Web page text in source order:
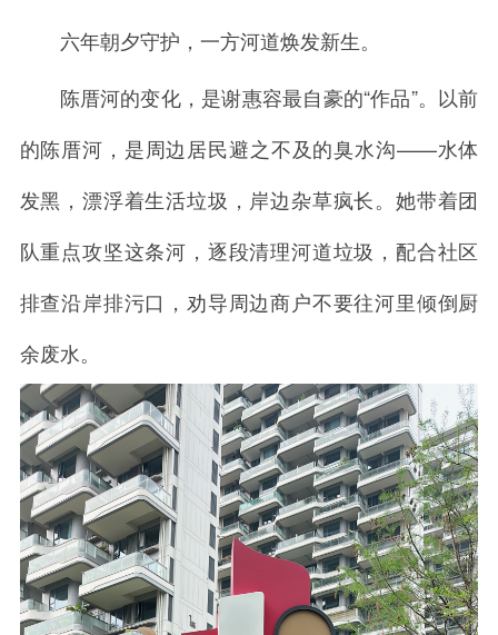
六年朝夕守护，一方河道焕发新生。
陈厝河的变化，是谢惠容最自豪的“作品”。以前
的陈厝河，是周边居民避之不及的臭水沟——水体
发黑，漂浮着生活垃圾，岸边杂草疯长。她带着团
队重点攻坚这条河，逐段清理河道垃圾，配合社区
排查沿岸排污口，劝导周边商户不要往河里倾倒厨
余废水。